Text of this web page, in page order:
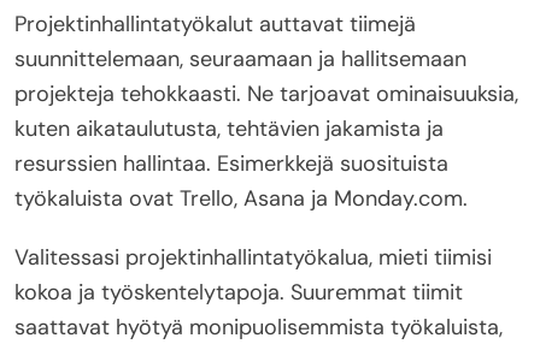
Projektinhallintatyökalut auttavat tiimejä
suunnittelemaan, seuraamaan ja hallitsemaan
projekteja tehokkaasti. Ne tarjoavat ominaisuuksia,
kuten aikataulutusta, tehtävien jakamista ja
resurssien hallintaa. Esimerkkejä suosituista
työkaluista ovat Trello, Asana ja Monday.com.
Valitessasi projektinhallintatyökalua, mieti tiimisi
kokoa ja työskentelytapoja. Suuremmat tiimit
saattavat hyötyä monipuolisemmista työkaluista,